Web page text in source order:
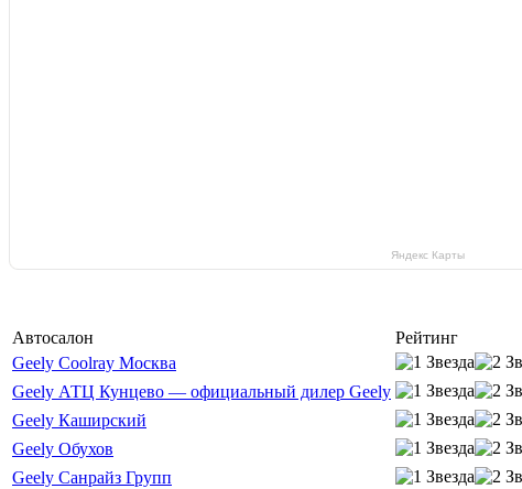
Яндекс Карты
Автосалон
Рейтинг
Geely Coolray Москва
Geely АТЦ Кунцево — официальный дилер Geely
Geely Каширский
Geely Обухов
Geely Санрайз Групп